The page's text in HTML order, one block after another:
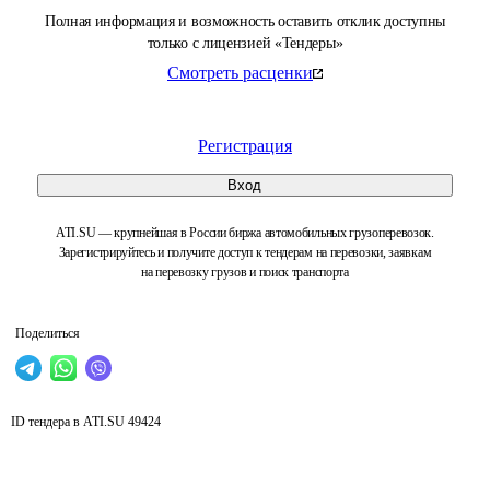
Полная информация и возможность оставить отклик доступны
только с лицензией «Тендеры»
Смотреть расценки
Регистрация
Вход
ATI.SU — крупнейшая в России биржа автомобильных грузоперевозок.
Зарегистрируйтесь и получите доступ к тендерам на перевозки, заявкам
на перевозку грузов и поиск транспорта
Поделиться
ID тендера в ATI.SU 49424